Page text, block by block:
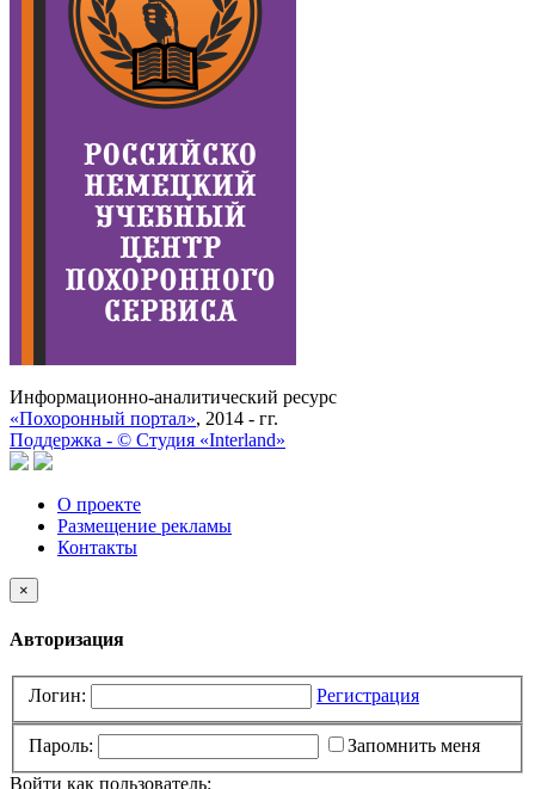
Информационно-аналитический ресурс
«Похоронный портал», 2014 - гг.
Поддержка - © Cтудия «Interland»
О проекте
Размещение рекламы
Контакты
×
Авторизация
Логин: Регистрация
Пароль:
Запомнить меня
Войти как пользователь: